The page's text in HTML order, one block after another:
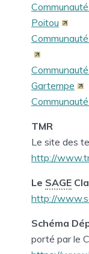
Poitou
Gartempe
TMR
Le site des
http://
Le SAGE
http://
Schéma
porté par le